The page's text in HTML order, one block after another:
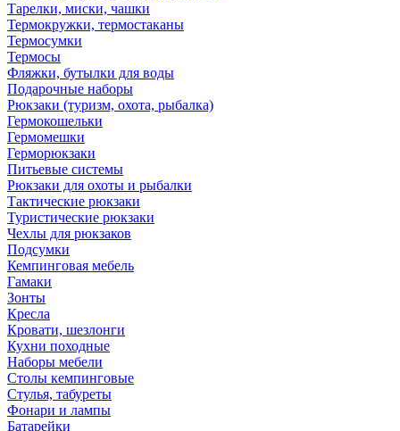
Тарелки, миски, чашки
Термокружки, термостаканы
Термосумки
Термосы
Фляжки, бутылки для воды
Подарочные наборы
Рюкзаки (туризм, охота, рыбалка)
Гермокошельки
Гермомешки
Герморюкзаки
Питьевые системы
Рюкзаки для охоты и рыбалки
Тактические рюкзаки
Туристические рюкзаки
Чехлы для рюкзаков
Подсумки
Кемпинговая мебель
Гамаки
Зонты
Кресла
Кровати, шезлонги
Кухни походные
Наборы мебели
Столы кемпинговые
Стулья, табуреты
Фонари и лампы
Батарейки